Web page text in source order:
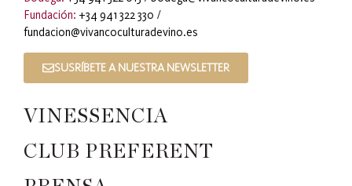
Fundación: +34 941 322 330 /
fundacion@vivancoculturadevino.es
SUSRÍBETE A NUESTRA NEWSLETTER
VINESSENCIA
CLUB PREFERENT